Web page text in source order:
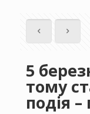
5
тому
подія